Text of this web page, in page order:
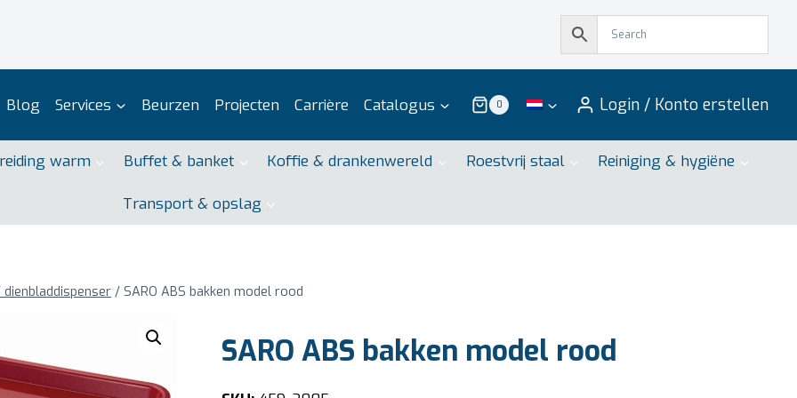
Blog Services Beurzen Projecten Carrière Catalogus 0 Login / Konto erstellen
warm Buffet & banket Koffie & drankenwereld Roestvrij staal Reiniging & hygiëne
Transport & opslag
/ SARO ABS bakken model rood
SARO ABS bakken model rood